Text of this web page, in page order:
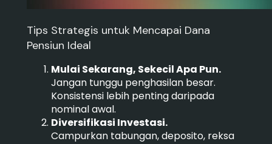
Tips Strategis untuk Mencapai Dana
Pensiun Ideal
Mulai Sekarang, Sekecil Apa Pun.
Jangan tunggu penghasilan besar.
Konsistensi lebih penting daripada
nominal awal.
Diversifikasi Investasi.
Campurkan tabungan, deposito, reksa